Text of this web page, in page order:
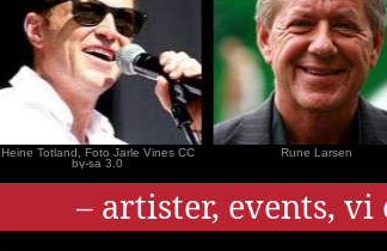
Heine Totland, Foto Jarle Vines CC
by-sa 3.0
Rune Larsen
– artister, events,